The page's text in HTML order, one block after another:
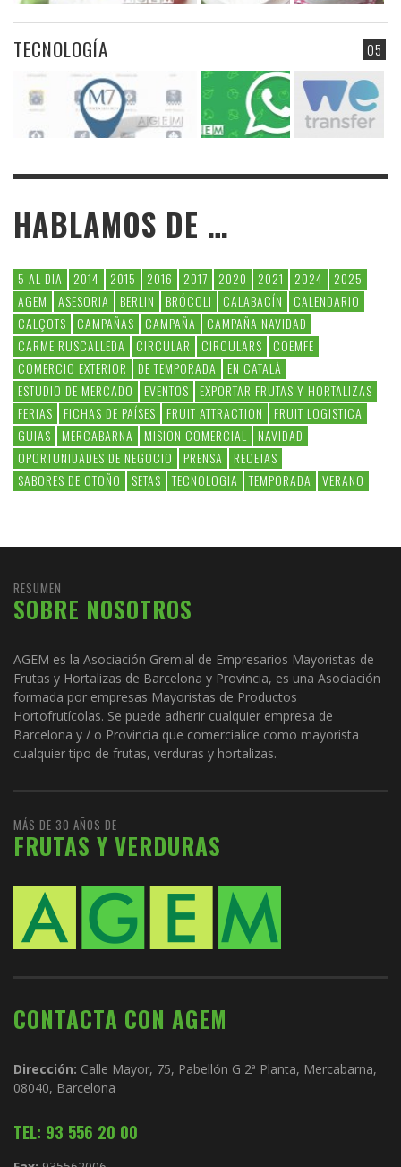
05
TECNOLOGÍA
HABLAMOS DE …
5 AL DIA 2014 2015 2016 2017 2020 2021 2024
2025
AGEM
ASESORIA BERLIN BRÓCOLI CALABACÍN
CALENDARIO
CALÇOTS
CAMPAÑAS CAMPAÑA
CAMPAÑA NAVIDAD
CARME RUSCALLEDA
CIRCULAR CIRCULARS
COEMFE
COMERCIO EXTERIOR
DE TEMPORADA
EN CATALÀ
ESTUDIO DE MERCADO
EVENTOS
EXPORTAR FRUTAS Y HORTALIZAS
FERIAS
FICHAS DE PAÍSES FRUIT ATTRACTION
FRUIT LOGISTICA
GUIAS
MERCABARNA MISION COMERCIAL
NAVIDAD
OPORTUNIDADES DE NEGOCIO
PRENSA
RECETAS
SABORES DE OTOÑO
SETAS TECNOLOGIA TEMPORADA VERANO
RESUMEN
SOBRE NOSOTROS
AGEM es la Asociación Gremial de Empresarios Mayoristas de
Frutas y Hortalizas de Barcelona y Provincia, es una Asociación
formada por empresas Mayoristas de Productos
Hortofrutícolas. Se puede adherir cualquier empresa de
Barcelona y / o Provincia que comercialice como mayorista
cualquier tipo de frutas, verduras y hortalizas.
MÁS DE 30 AÑOS DE
FRUTAS Y VERDURAS
CONTACTA CON AGEM
Dirección: Calle Mayor, 75, Pabellón G 2ª Planta, Mercabarna,
08040, Barcelona
TEL: 93 556 20 00